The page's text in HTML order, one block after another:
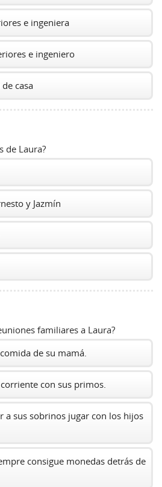
e ingeniera
e ingeniero
casa
de Laura?
y Jazmín
familiares a Laura?
de su mamá.
con sus primos.
a sus sobrinos jugar con los hijos
consigue monedas detrás de